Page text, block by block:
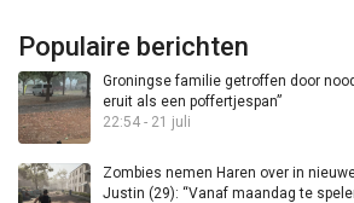
Populaire berichten
Groningse familie getroffen door
eruit als een poffertjespan”
22:54 - 21 juli
Zombies nemen Haren over in
Justin (29): “Vanaf maandag te